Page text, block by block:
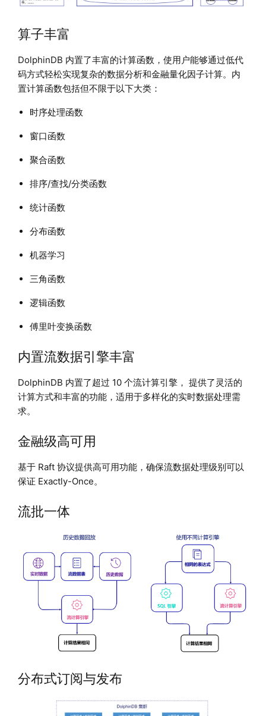
算子丰富
DolphinDB 内置了丰富的计算函数，使用户能够通过低代
码方式轻松实现复杂的数据分析和金融量化因子计算。内
置计算函数包括但不限于以下大类：
时序处理函数
窗口函数
聚合函数
排序/查找/分类函数
统计函数
分布函数
机器学习
三角函数
逻辑函数
傅里叶变换函数
内置流数据引擎丰富
DolphinDB 内置了超过 10 个流计算引擎， 提供了灵活的
计算方式和丰富的功能，适用于多样化的实时数据处理需
求。
金融级高可用
基于 Raft 协议提供高可用功能，确保流数据处理级别可以
保证 Exactly-Once。
流批一体
分布式订阅与发布